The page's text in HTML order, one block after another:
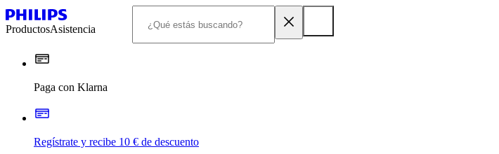
ProductosAsistencia
Paga con Klarna
Regístrate y recibe 10 € de descuento